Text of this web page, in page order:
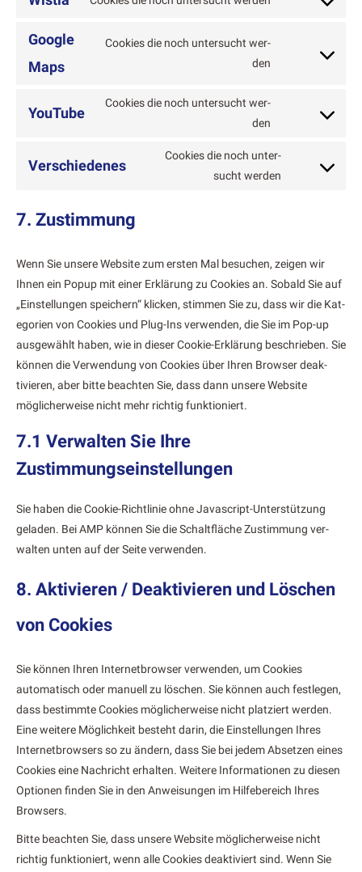
Google
Maps
Cook­ies die noch unter­sucht wer­
den
YouTube
Cook­ies die noch unter­sucht wer­
den
Verschiedenes
Cook­ies die noch unter­
sucht wer­den
7. Zustimmung
Wenn Sie unsere Web­site zum ersten Mal besuchen, zeigen wir
Ihnen ein Pop­up mit ein­er Erk­lärung zu Cook­ies an. Sobald Sie auf
„Ein­stel­lun­gen spe­ich­ern“ klick­en, stim­men Sie zu, dass wir die Kat­
e­gorien von Cook­ies und Plug-Ins ver­wen­den, die Sie im Pop-up
aus­gewählt haben, wie in dieser Cook­ie-Erk­lärung beschrieben. Sie
kön­nen die Ver­wen­dung von Cook­ies über Ihren Brows­er deak­
tivieren, aber bitte beacht­en Sie, dass dann unsere Web­site
möglicher­weise nicht mehr richtig funk­tion­iert.
7.1 Verwalten Sie Ihre
Zustimmungseinstellungen
Sie haben die Cook­ie-Richtlin­ie ohne Javascript-Unter­stützung
geladen. Bei AMP kön­nen Sie die Schalt­fläche Zus­tim­mung ver­
wal­ten unten auf der Seite ver­wen­den.
8. Aktivieren / Deaktivieren und Löschen
von Cookies
Sie kön­nen Ihren Inter­net­brows­er ver­wen­den, um Cook­ies
automa­tisch oder manuell zu löschen. Sie kön­nen auch fes­tle­gen,
dass bes­timmte Cook­ies möglicher­weise nicht platziert wer­den.
Eine weit­ere Möglichkeit beste­ht darin, die Ein­stel­lun­gen Ihres
Inter­net­browsers so zu ändern, dass Sie bei jedem Abset­zen eines
Cook­ies eine Nachricht erhal­ten. Weit­ere Infor­ma­tio­nen zu diesen
Optio­nen find­en Sie in den Anweisun­gen im Hil­febere­ich Ihres
Browsers.
Bitte beacht­en Sie, dass unsere Web­site möglicher­weise nicht
richtig funk­tion­iert, wenn alle Cook­ies deak­tiviert sind. Wenn Sie